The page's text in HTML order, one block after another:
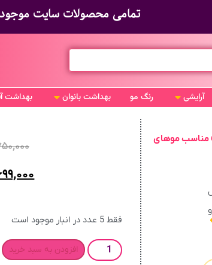
تمامی محصولات سایت
آرایشی رنگ مو بهداشت بانوان بهداشت
نرم کننده مو لورآل سری ELSEVE مدل 6Mucizevi Yağ مناسب موهای
فقط 5 عدد در انبار موجود است
افزودن به سبد خرید